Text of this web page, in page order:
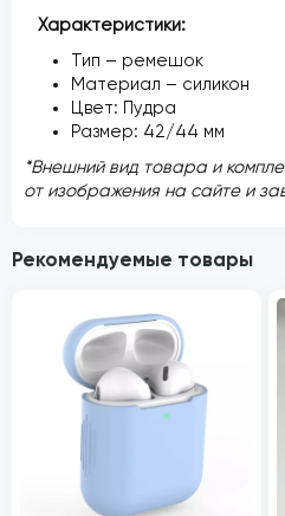
Характеристики:
Тип – ремешок
Материал – силикон
Цвет: Пудра
Размер: 42/44 мм
*Внешний вид товара и
от изображения на сайте и
Рекомендуемые товары